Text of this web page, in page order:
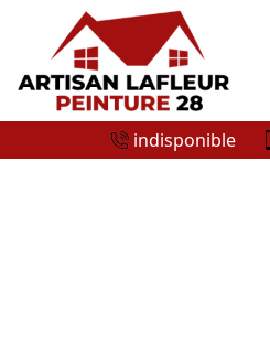
indisponible